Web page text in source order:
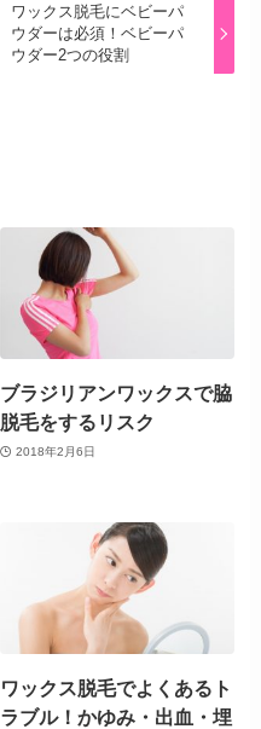
ワックス脱毛にベビーパ
ウダーは必須！ベビーパ
ウダー2つの役割
ブラジリアンワックスで脇
脱毛をするリスク
2018年2月6日
ワックス脱毛でよくあるト
ラブル！かゆみ・出血・埋